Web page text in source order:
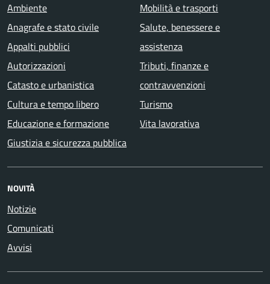
Ambiente
Anagrafe e stato civile
Appalti pubblici
Autorizzazioni
Catasto e urbanistica
Cultura e tempo libero
Educazione e formazione
Giustizia e sicurezza pubblica
Mobilità e trasporti
Salute, benessere e
assistenza
Tributi, finanze e
contravvenzioni
Turismo
Vita lavorativa
NOVITÀ
Notizie
Comunicati
Avvisi